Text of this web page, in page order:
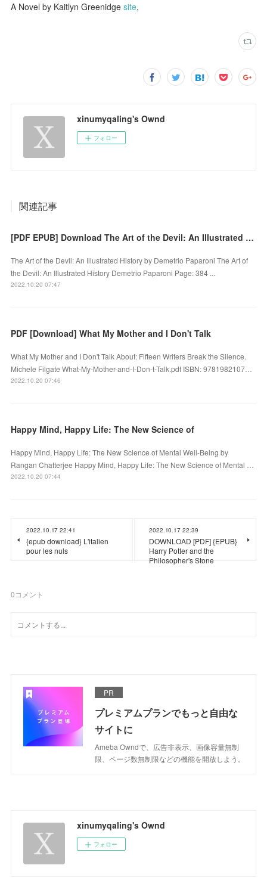
A Novel by Kaitlyn Greenidgesite,
xinumyqaling's Ownd
フォロー
関連記事
[PDF EPUB] Download The Art of the Devil: An Illustrated History by Demetrio Paparoni Full Book
The Art of the Devil: An Illustrated History by Demetrio Paparoni The Art of
the Devil: An Illustrated History Demetrio Paparoni Page: 384 ...
2022.10.20 07:47
PDF [Download] What My Mother and I Don't Talk
What My Mother and I Don't Talk About: Fifteen Writers Break the Silence.
Michele Filgate What-My-Mother-and-I-Don-t-Talk.pdf ISBN: 9781982107…
2022.10.20 07:46
Happy Mind, Happy Life: The New Science of
Happy Mind, Happy Life: The New Science of Mental Well-Being by
Rangan Chatterjee Happy Mind, Happy Life: The New Science of Mental …
2022.10.20 07:44
2022.10.17 22:41
{epub download} L'italien
pour les nuls
2022.10.17 22:39
DOWNLOAD [PDF] {EPUB}
Harry Potter and the
Philosopher's Stone
0コメント
PR
プレミアムプランでもっと自由な
サイトに
Ameba Owndで、広告非表示、画像容量無制
限、ページ数無制限などの機能を開放しよう。
xinumyqaling's Ownd
フォロー